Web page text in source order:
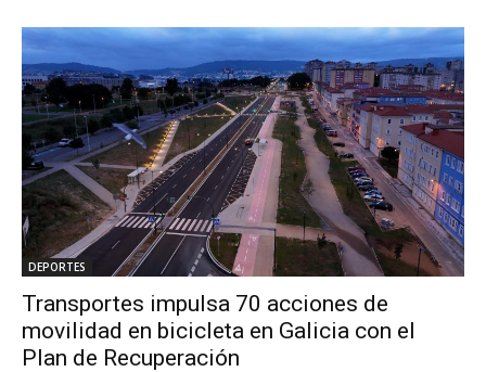
DEPORTES
Transportes impulsa 70 acciones de
movilidad en bicicleta en Galicia con el
Plan de Recuperación